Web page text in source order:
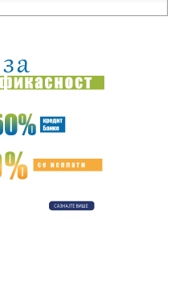
odbijaju da podrže Infantina
kruga je zaštićena kao moje
"Vaša teatralna diplomatija je
život širom Evrope: Požari,